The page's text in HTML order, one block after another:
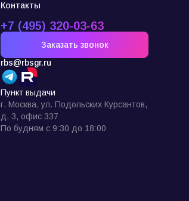
Контакты
+7 (495) 320-03-63
Заказать звонок
rbs@rbsgr.ru
Пункт выдачи
г. Москва, ул. Подольских Курсантов,
д. 3, офис 337
По будням с 9:30 до 18:00